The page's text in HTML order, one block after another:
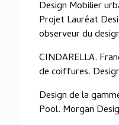
Design Mobilier
Projet Lauréat
observeur du
CINDARELLA.
de coiffures.
Design de la
Pool. Morgan